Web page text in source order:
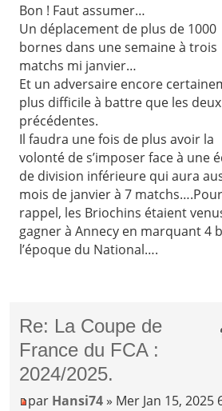
Bon ! Faut assumer…
Un déplacement de plus de 1000
bornes dans une semaine à trois
matchs mi janvier…
Et un adversaire encore
plus difficile à battre que les
précédentes.
Il faudra une fois de plus avoir la
volonté de s’imposer face à une
de division inférieure qui aura
mois de janvier à 7 matchs….Pour
rappel, les Briochins étaient
gagner à Annecy en marquant 4
l’époque du National….
Re: La Coupe de
France du FCA :
2024/2025.
par Hansi74 » Mer Jan 15, 2025